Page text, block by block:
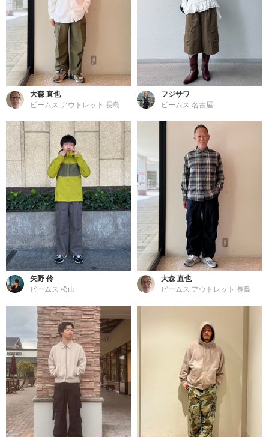
大森 直也
ビームス アウトレット 長島
フジサワ
ビームス 名古屋
矢野 伶
ビームス 松山
大森 直也
ビームス アウトレット 長島